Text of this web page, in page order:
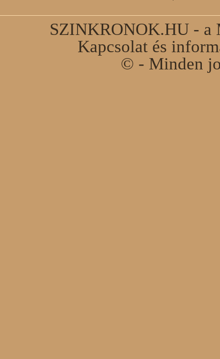
SZINKRONOK.HU - a
Kapcsolat és
© - Minden